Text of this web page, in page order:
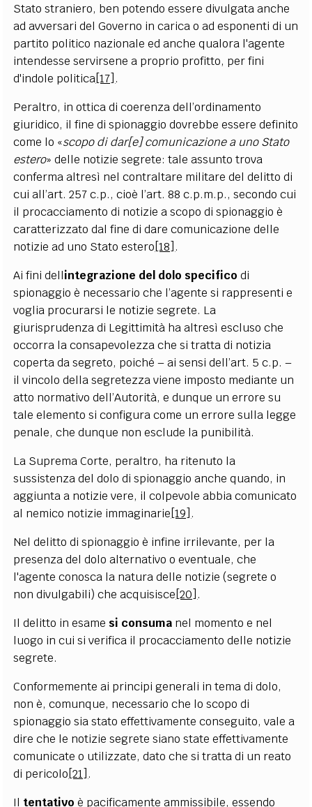
Stato straniero, ben potendo essere divulgata anche
ad avversari del Governo in carica o ad esponenti di un
partito politico nazionale ed anche qualora l'agente
intendesse servirsene a proprio profitto, per fini
d'indole politica[17] .
Peraltro, in ottica di coerenza dell’ordinamento
giuridico, il fine di spionaggio dovrebbe essere definito
come lo «scopo di dar[e] comunicazione a uno Stato
estero» delle notizie segrete: tale assunto trova
conferma altresì nel contraltare militare del delitto di
cui all’art. 257 c.p., cioè l’art. 88 c.p.m.p., secondo cui
il procacciamento di notizie a scopo di spionaggio è
caratterizzato dal fine di dare comunicazione delle
notizie ad uno Stato estero[18] .
Ai fini dellintegrazione del dolo specificodi
spionaggio è necessario che l’agente si rappresenti e
voglia procurarsi le notizie segrete. La
giurisprudenza di Legittimità ha altresì escluso che
occorra la consapevolezza che si tratta di notizia
coperta da segreto, poiché – ai sensi dell’art. 5 c.p. –
il vincolo della segretezza viene imposto mediante un
atto normativo dell’Autorità, e dunque un errore su
tale elemento si configura come un errore sulla legge
penale, che dunque non esclude la punibilità.
La Suprema Corte, peraltro, ha ritenuto la
sussistenza del dolo di spionaggio anche quando, in
aggiunta a notizie vere, il colpevole abbia comunicato
al nemico notizie immaginarie[19] .
Nel delitto di spionaggio è infine irrilevante, per la
presenza del dolo alternativo o eventuale, che
l'agente conosca la natura delle notizie (segrete o
non divulgabili) che acquisisce[20] .
Il delitto in esame si consuma nel momento e nel
luogo in cui si verifica il procacciamento delle notizie
segrete.
Conformemente ai principi generali in tema di dolo,
non è, comunque, necessario che lo scopo di
spionaggio sia stato effettivamente conseguito, vale a
dire che le notizie segrete siano state effettivamente
comunicate o utilizzate, dato che si tratta di un reato
di pericolo[21] .
Il tentativo è pacificamente ammissibile, essendo